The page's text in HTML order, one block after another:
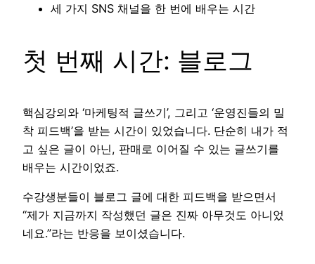
세 가지 SNS 채널을 한 번에 배우는 시간
첫 번째 시간: 블로그
핵심강의와 ‘마케팅적 글쓰기’, 그리고 ‘운영진들의 밀
착 피드백’을 받는 시간이 있었습니다. 단순히 내가 적
고 싶은 글이 아닌, 판매로 이어질 수 있는 글쓰기를
배우는 시간이었죠.
수강생분들이 블로그 글에 대한 피드백을 받으면서
“제가 지금까지 작성했던 글은 진짜 아무것도 아니었
네요.”라는 반응을 보이셨습니다.